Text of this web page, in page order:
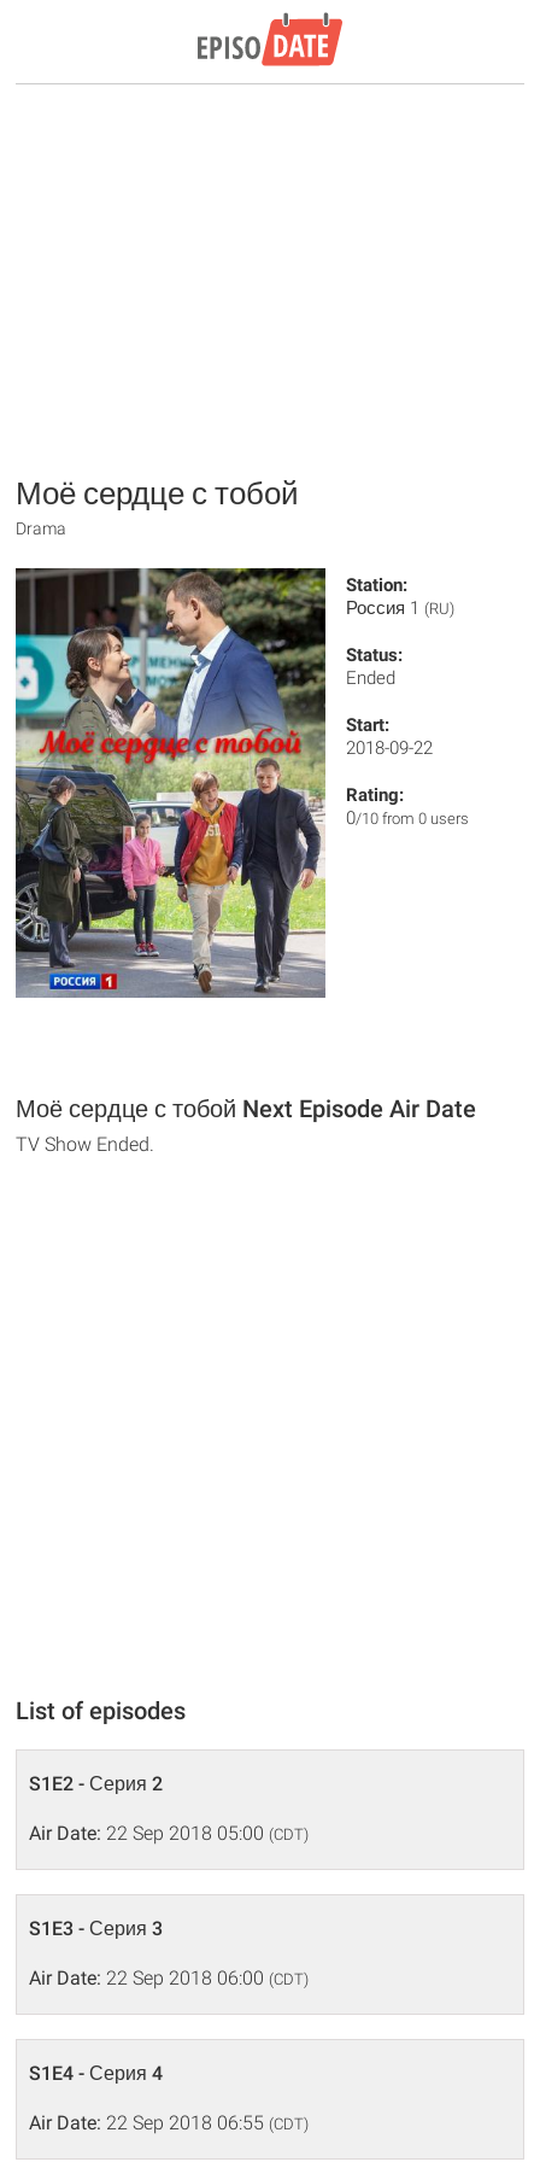
Моё сердце с тобой
Drama
Station:
Россия 1 (RU)
Status:
Ended
Start:
2018-09-22
Rating:
0/10 from 0 users
Моё сердце с тобой Next Episode Air Date
TV Show Ended.
List of episodes
S1E2 - Серия 2
Air Date: 22 Sep 2018 05:00 (CDT)
S1E3 - Серия 3
Air Date: 22 Sep 2018 06:00 (CDT)
S1E4 - Серия 4
Air Date: 22 Sep 2018 06:55 (CDT)